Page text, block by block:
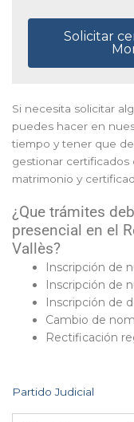
Solicitar
Si necesita solicitar
puedes hacer en
tiempo y tener que
gestionar certificados
matrimonio y
¿Que trámites
presencial en el
Vallès?
Inscripción de
Inscripción de
Inscripción de
Cambio de
Rectificación
Partido Judicial